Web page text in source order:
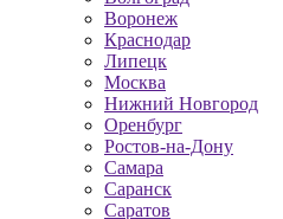
Воронеж
Краснодар
Липецк
Москва
Нижний Новгород
Оренбург
Ростов-на-Дону
Самара
Саранск
Саратов